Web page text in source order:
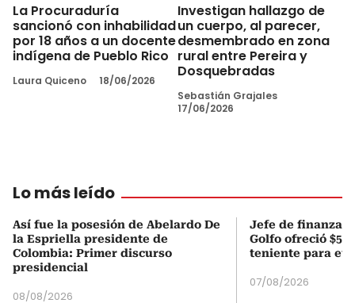
La Procuraduría
sancionó con inhabilidad
por 18 años a un docente
indígena de Pueblo Rico
Laura Quiceno 18/06/2026
Investigan hallazgo de
un cuerpo, al parecer,
desmembrado en zona
rural entre Pereira y
Dosquebradas
Sebastián Grajales
17/06/2026
Lo más leído
Así fue la posesión de Abelardo De
la Espriella presidente de
Colombia: Primer discurso
presidencial
08/08/2026
Jefe de finanzas
Golfo ofreció
teniente para
07/08/2026